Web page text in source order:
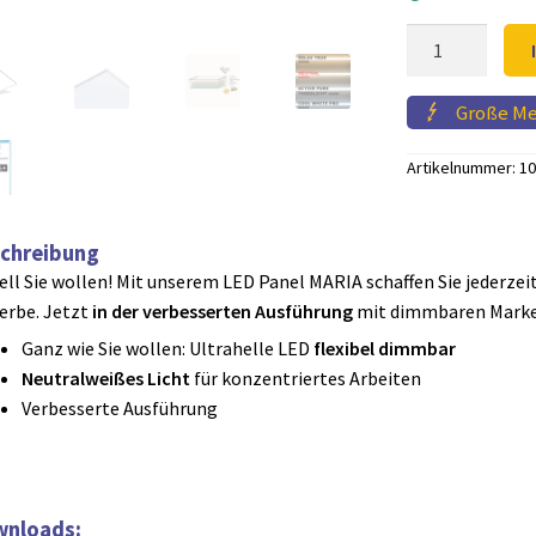
MARIA
62cm
Menge
Große
Artikelnummer:
Sie wollen! Mit unserem LED Panel MARIA schaffen Sie
Jetzt in der verbesserten Ausführungmit dimmbaren
Ganz wie Sie wollen: Ultrahelle LED flexibel dimmbar
Neutralweißes Licht für konzentriertes Arbeiten
Verbesserte Ausführung